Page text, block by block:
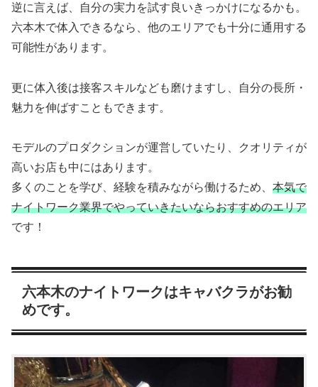
逆に言えば、自分の実力を試す良いきっかけになるかも。
六本木で体入できるなら、他のエリアでも十分に通用する
可能性があります。
更に体入後は接客スキルなども磨けますし、自分の長所・
魅力を伸ばすこともできます。
モデルのプロダクションが運営していたり、クオリティが
高いお店も中にはあります。
多くのことを学び、経験を積みながら働けるため、 本気で
ナイトワーク業界でやっていきたいならおすすめのエリア
です！
六本木のナイトワークはキャバクラがお勧
めです。